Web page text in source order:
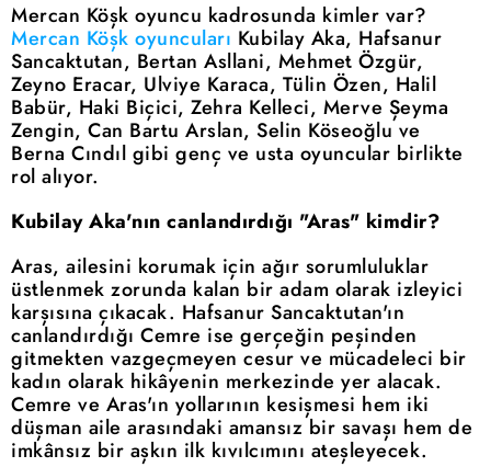
Mercan Köşk oyuncu kadrosunda kimler var?
Mercan Köşk oyuncuları Kubilay Aka, Hafsanur
Sancaktutan, Bertan Asllani, Mehmet Özgür,
Zeyno Eracar, Ulviye Karaca, Tülin Özen, Halil
Babür, Haki Biçici, Zehra Kelleci, Merve Şeyma
Zengin, Can Bartu Arslan, Selin Köseoğlu ve
Berna Cındıl gibi genç ve usta oyuncular birlikte
rol alıyor.
Kubilay Aka'nın canlandırdığı "Aras" kimdir?
Aras, ailesini korumak için ağır sorumluluklar
üstlenmek zorunda kalan bir adam olarak izleyici
karşısına çıkacak. Hafsanur Sancaktutan'ın
canlandırdığı Cemre ise gerçeğin peşinden
gitmekten vazgeçmeyen cesur ve mücadeleci bir
kadın olarak hikâyenin merkezinde yer alacak.
Cemre ve Aras'ın yollarının kesişmesi hem iki
düşman aile arasındaki amansız bir savaşı hem de
imkânsız bir aşkın ilk kıvılcımını ateşleyecek.